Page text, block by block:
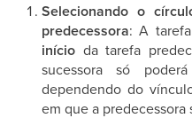
Selecionando o
predecessora: A
início da tarefa
sucessora só
dependendo do
em que a predecessora